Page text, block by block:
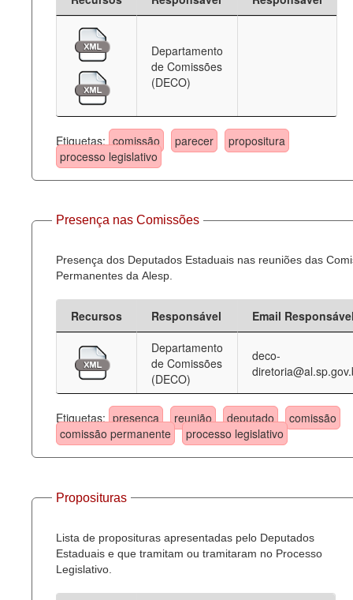
Departamento
de Comissões
(DECO)
Etiquetas: comissão parecer
propositura
processo legislativo
Presença nas Comissões
Presença dos Deputados Estaduais nas reuniões das
Permanentes da Alesp.
Recursos Responsável
Email
Departamento
de Comissões
(DECO)
deco-
Etiquetas: presença reunião deputado
comissão
comissão permanente
processo legislativo
Proposituras
Lista de proposituras apresentadas pelo Deputados
Estaduais e que tramitam ou tramitaram no Processo
Legislativo.